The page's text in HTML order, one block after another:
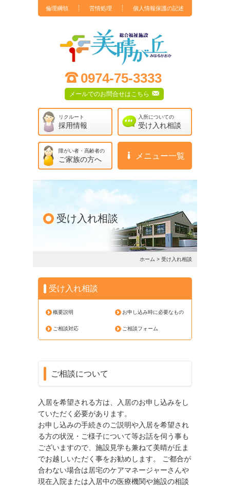
? メニュー一覧
リクルート
採用情報
入所についての
受け入れ相談
障がい者・高齢者の
ご家族の方へ
倫理綱領 苦情処理 個人情報保護の記述
; 0974-75-3333
メールでのお問合せはこちら F
受け入れ相談
ホーム > 受け入れ相談
受け入れ相談
概要説明 お申し込み時に必要なもの
ご相談対応 ご相談フォーム
ご相談について
入居を希望される方は、入居のお申し込みをし
ていただく必要があります。
お申し込みの手続きのご説明や入居を希望され
る方の状況・ご様子について等お話を伺う事も
ございますので、施設見学も兼ねて美晴が丘ま
でお越しいただく事をお勧めします。 ご都合が
合わない場合は居宅のケアマネージャーさんや
現在入院または入居中の医療機関や施設の相談